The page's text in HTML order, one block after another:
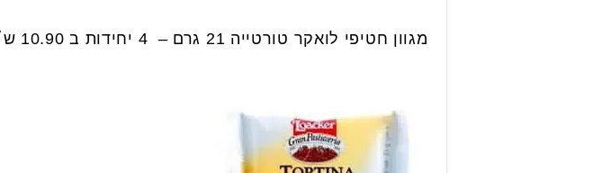
מגוון חטיפי לואקר טורטייה 21 גרם – 4 יחידות ב 10.90 ש״ח.